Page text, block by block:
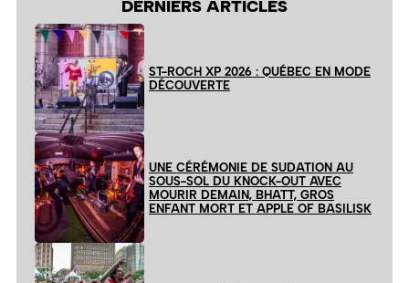
DERNIERS ARTICLES
ST-ROCH XP 2026 : QUÉBEC EN MODE
DÉCOUVERTE
UNE CÉRÉMONIE DE SUDATION AU
SOUS-SOL DU KNOCK-OUT AVEC
MOURIR DEMAIN, BHATT, GROS
ENFANT MORT ET APPLE OF BASILISK